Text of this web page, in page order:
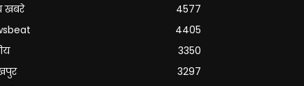
खबरे
4577
4405
3350
3297